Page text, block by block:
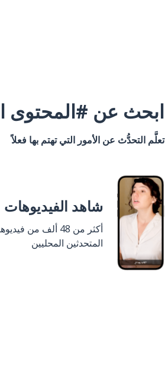
ابحث عن #المحتوى
تعلَّم التحدُّث عن الأمور التي تهتم بها فعلاً
شاهد الفيديوهات
أكثر من 48 ألف من
المتحدثين المحليين